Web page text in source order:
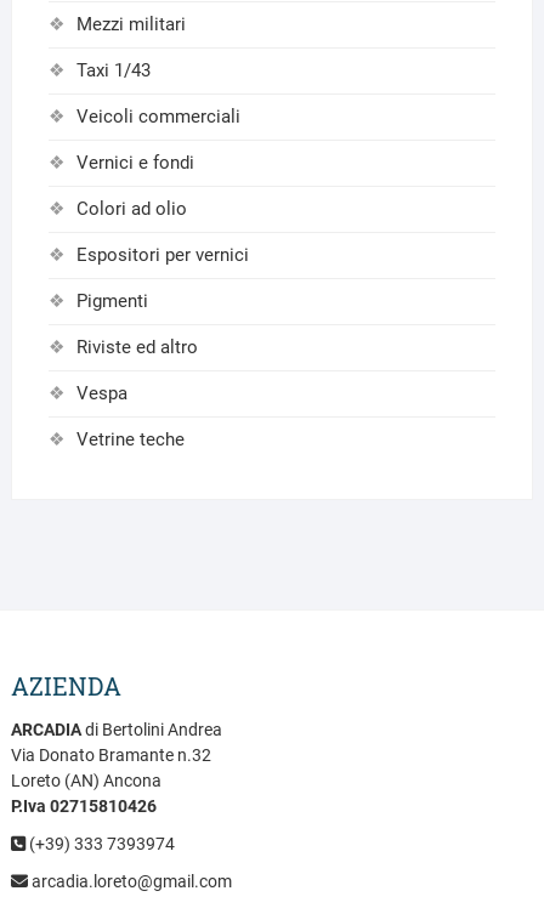
Mezzi militari
Taxi 1/43
Veicoli commerciali
Vernici e fondi
Colori ad olio
Espositori per vernici
Pigmenti
Riviste ed altro
Vespa
Vetrine teche
AZIENDA
ARCADIAdi Bertolini Andrea
Via Donato Bramante n.32
Loreto (AN) Ancona
P.Iva 02715810426
(+39) 333 7393974
arcadia.loreto@gmail.com